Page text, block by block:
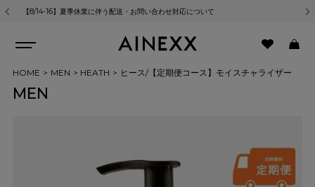
【8/14-16】夏季休業に伴う配送・お問い合わせ対応について 熊
HOME MEN HEATH ヒース/【定期便コース】モイスチャライザー
MEN